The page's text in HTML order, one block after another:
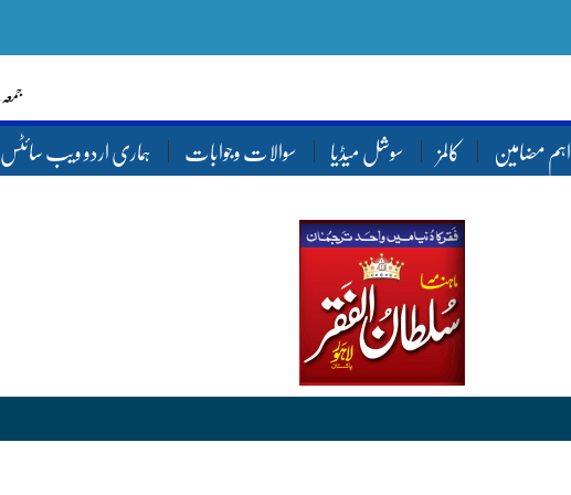
جمعہ‬‮,
اہم مضامین کالمز سوشل میڈیا سوالات وجوابات ہماری اردو ویب سائٹس